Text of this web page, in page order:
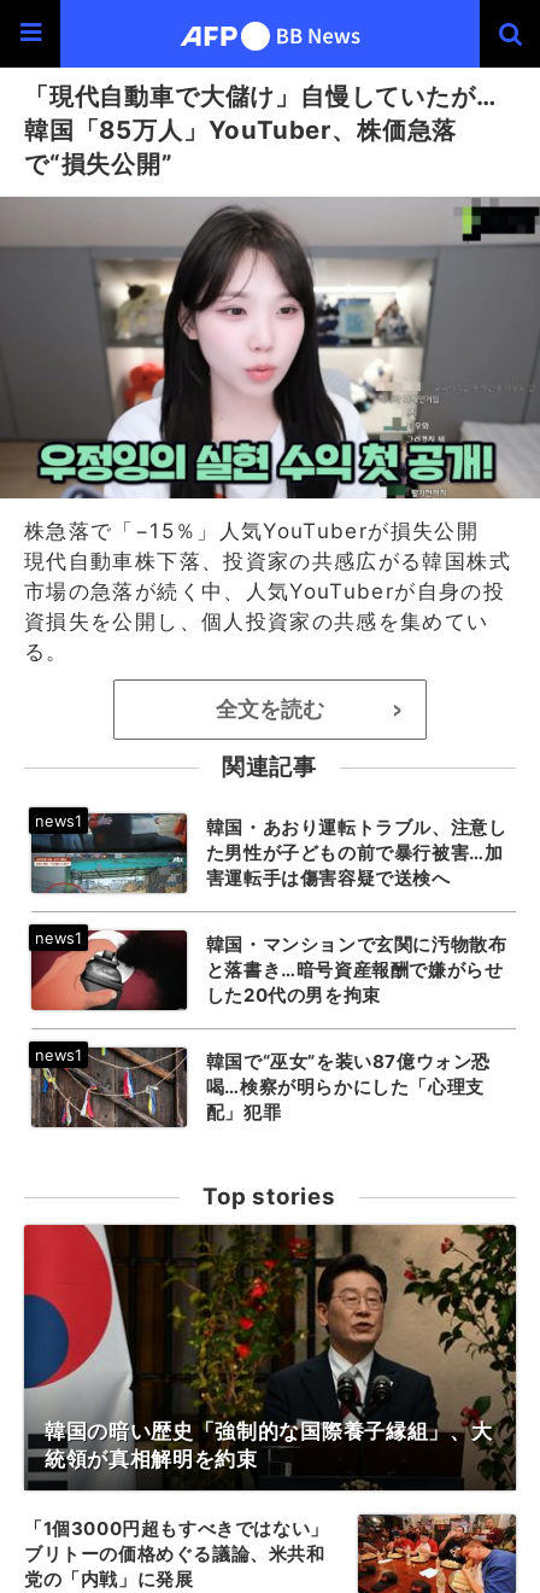
「現代自動車で大儲け」自慢していたが…
韓国「85万人」YouTuber、株価急落
で“損失公開”
株急落で「−15％」人気YouTuberが損失公開
現代自動車株下落、投資家の共感広がる韓国株式
市場の急落が続く中、人気YouTuberが自身の投
資損失を公開し、個人投資家の共感を集めてい
る。
全文を読む >
関連記事
韓国・あおり運転トラブル、注意し
た男性が子どもの前で暴行被害…加
害運転手は傷害容疑で送検へ
韓国・マンションで玄関に汚物散布
と落書き…暗号資産報酬で嫌がらせ
した20代の男を拘束
韓国で“巫女”を装い87億ウォン恐
喝…検察が明らかにした「心理支
配」犯罪
Top stories
韓国の暗い歴史「強制的な国際養子縁組」、大
統領が真相解明を約束
「1個3000円超もすべきではない」
ブリトーの価格めぐる議論、米共和
党の「内戦」に発展